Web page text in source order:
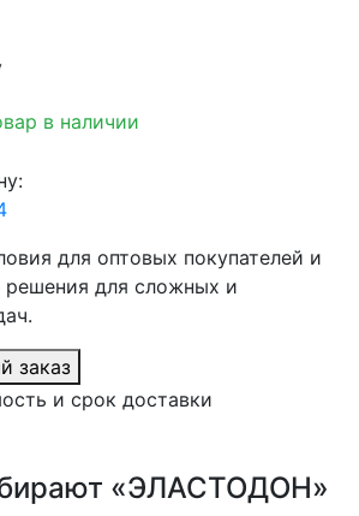
в наличии
для оптовых покупателей и
решения для сложных и
заказ
и срок доставки
«ЭЛАСТОДОН»